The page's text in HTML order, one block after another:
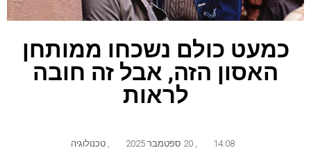
כמעט כולם נשכחו ממותחן
האסון הזה, אבל זה חובה
לראות
14:08 טכנולוגיה